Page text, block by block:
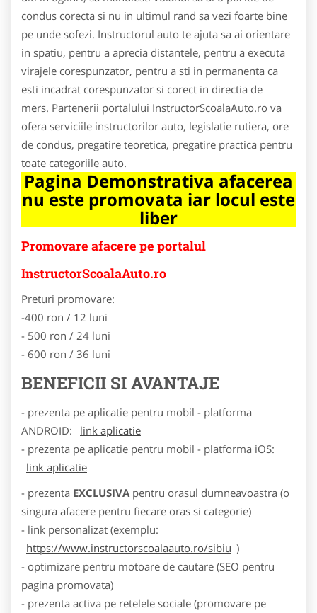
condus corecta si nu in ultimul rand sa vezi foarte bine
pe unde sofezi. Instructorul auto te ajuta sa ai orientare
in spatiu, pentru a aprecia distantele, pentru a executa
virajele corespunzator, pentru a sti in permanenta ca
esti incadrat corespunzator si corect in directia de
mers. Partenerii portalului InstructorScoalaAuto.ro va
ofera serviciile instructorilor auto, legislatie rutiera, ore
de condus, pregatire teoretica, pregatire practica pentru
toate categoriile auto.
Pagina Demonstrativa afacerea
nu este promovata iar locul este
liber
Promovare afacere pe portalul
InstructorScoalaAuto.ro
Preturi promovare:
-400 ron / 12 luni
- 500 ron / 24 luni
- 600 ron / 36 luni
BENEFICII SI AVANTAJE
- prezenta pe aplicatie pentru mobil - platforma
ANDROID:
link aplicatie
- prezenta pe aplicatie pentru mobil - platforma iOS:
link aplicatie
- prezenta EXCLUSIVA pentru orasul dumneavoastra (o
singura afacere pentru fiecare oras si categorie)
- link personalizat (exemplu:
https://www.instructorscoalaauto.ro/sibiu )
- optimizare pentru motoare de cautare (SEO pentru
pagina promovata)
- prezenta activa pe retelele sociale (promovare pe